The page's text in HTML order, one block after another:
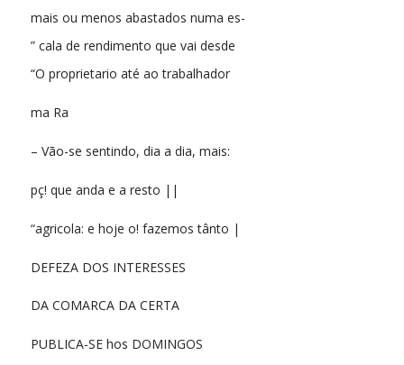
mais ou menos abastados numa es-
” cala de rendimento que vai desde
“O proprietario até ao trabalhador
ma Ra
– Vão-se sentindo, dia a dia, mais:
pç! que anda e a resto ||
“agricola: e hoje o! fazemos tânto |
DEFEZA DOS INTERESSES
DA COMARCA DA CERTA
PUBLICA-SE hos DOMINGOS